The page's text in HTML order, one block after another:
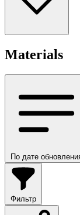
Materials
По дате
Фильтр